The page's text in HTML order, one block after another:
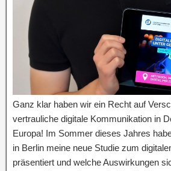
Ganz klar haben wir ein Recht auf
vertrauliche digitale Kommunikation in
Europa! Im Sommer dieses Jahres
in Berlin meine neue Studie zum
präsentiert und welche Auswirkungen